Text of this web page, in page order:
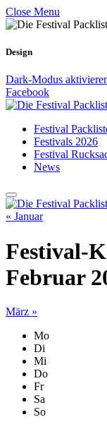
Close Menu
Design
Dark-Modus
Facebook
Festival
Festivals 2026
Festival
News
« Januar
Festival-
Februar
März »
Mo
Di
Mi
Do
Fr
Sa
So